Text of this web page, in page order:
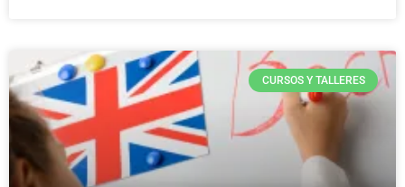
CURSOS Y TALLERES